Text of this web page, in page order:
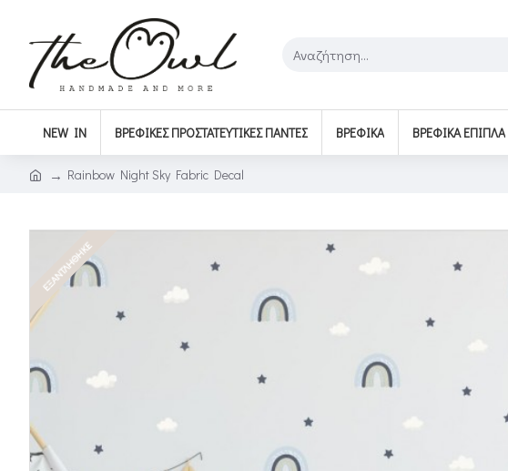
NEW IN ΒΡΕΦΙΚΈΣ ΠΡΟΣΤΑΤΕΥΤΙΚΈΣ ΠΆΝΤΕΣ ΒΡΕΦΙΚΆ BΡΕΦΙΚΆ ΈΠΙΠΛΑ
Rainbow Night Sky Fabric Decal
ΕΞΑΝΤΛΉΘΗΚΕ